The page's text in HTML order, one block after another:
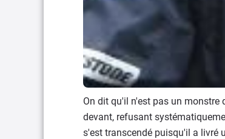
On dit qu'il n'est pas un
devant, refusant
s'est transcendé puisqu'il a livré